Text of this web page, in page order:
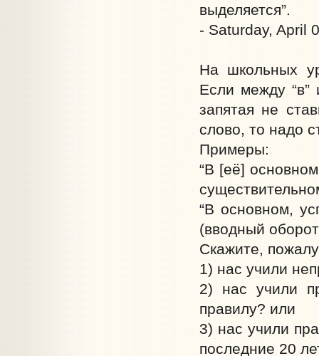
выделяется”.
- Saturday, April
На школьных
Если между “в”
запятая не
слово, то надо
Примеры:
“В [её]
“В основном,
(вводный
Скажите,
1) нас учили
2) нас учили
правилу? или
3) нас учили
последние 20